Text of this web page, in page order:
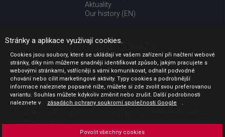
Aktuality
Our history (EN)
UŽITEČNÉ ODKAZY
Jak nakupovat
Obchodní podmínky
GDPR - ochrana osobních údajů
Profil zadavatele
Sdělení před uzavřením kupní smlouvy pro spotřebitele
Stránky a aplikace využívají cookies.
Cookies jsou soubory, které se ukládají ve vašem zařízení při načtení webové
stránky, díky nim můžeme snadněji identifikovat způsob, jakým pracujete s
webovými stránkami, vstřícněji s vámi komunikovat, odhalit podvodné
chování nebo cílit marketingové aktivity. Typy cookies a podrobnější
informace naleznete popsané níže, můžete si zde zvolit svou preferovanou
variantu. Souhlas můžete kdykoliv změnit nebo zrušit. Další podrobnosti
naleznete v
zásadách ochrany soukromí společnosti Google .
Povolit všechny cookies